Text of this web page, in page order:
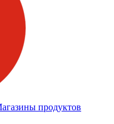
продуктов